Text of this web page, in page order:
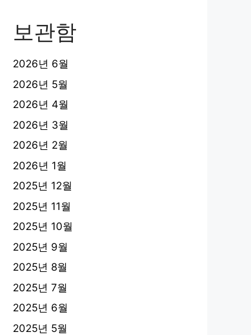
보관함
2026년 6월
2026년 5월
2026년 4월
2026년 3월
2026년 2월
2026년 1월
2025년 12월
2025년 11월
2025년 10월
2025년 9월
2025년 8월
2025년 7월
2025년 6월
2025년 5월